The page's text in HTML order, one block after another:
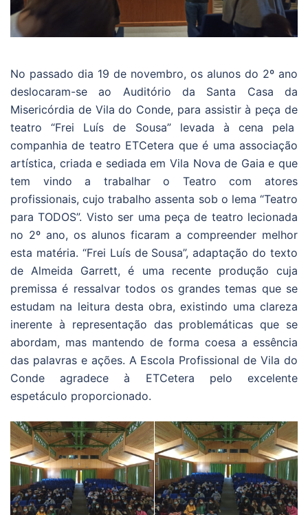
No passado dia 19 de novembro, os alunos do 2º ano
deslocaram-se ao Auditório da Santa Casa da
Misericórdia de Vila do Conde, para assistir à peça de
teatro “Frei Luís de Sousa” levada à cena pela
companhia de teatro ETCetera que é uma associação
artística, criada e sediada em Vila Nova de Gaia e que
tem vindo a trabalhar o Teatro com atores
profissionais, cujo trabalho assenta sob o lema “Teatro
para TODOS”. Visto ser uma peça de teatro lecionada
no 2º ano, os alunos ficaram a compreender melhor
esta matéria. “Frei Luís de Sousa”, adaptação do texto
de Almeida Garrett, é uma recente produção cuja
premissa é ressalvar todos os grandes temas que se
estudam na leitura desta obra, existindo uma clareza
inerente à representação das problemáticas que se
abordam, mas mantendo de forma coesa a essência
das palavras e ações. A Escola Profissional de Vila do
Conde agradece à ETCetera pelo excelente
espetáculo proporcionado.